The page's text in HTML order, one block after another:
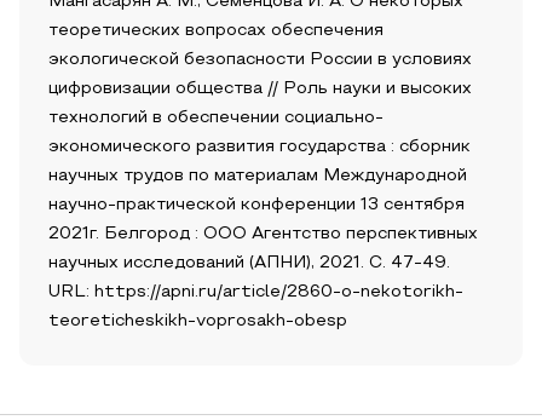
теоретических вопросах обеспечения
экологической безопасности России в условиях
цифровизации общества // Роль науки и высоких
технологий в обеспечении социально-
экономического развития государства : сборник
научных трудов по материалам Международной
научно-практической конференции 13 сентября
2021г. Белгород : ООО Агентство перспективных
научных исследований (АПНИ), 2021. С. 47-49.
URL: https://apni.ru/article/2860-o-nekotorikh-
teoreticheskikh-voprosakh-obesp